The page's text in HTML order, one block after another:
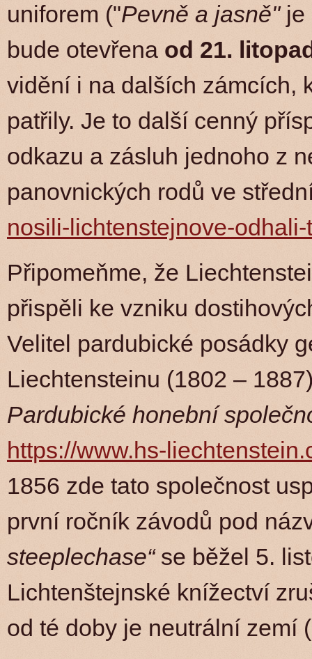
uniforem ("Pevně a jasně"je
bude otevřena od 21.
vidění i na dalších zámcích,
patřily. Je to další cenný
odkazu a zásluh jednoho z
panovnických rodů ve
nosili-lichtenstejnove-
Připomeňme, že
přispěli ke vzniku
Velitel pardubické posádky
Liechtensteinu (1802 –
Pardubické honební
https://www.hs-
1856 zde tato společnost
první ročník závodů pod
steeplechase“ se běžel 5.
Lichtenštejnské knížectví
od té doby je neutrální zemí